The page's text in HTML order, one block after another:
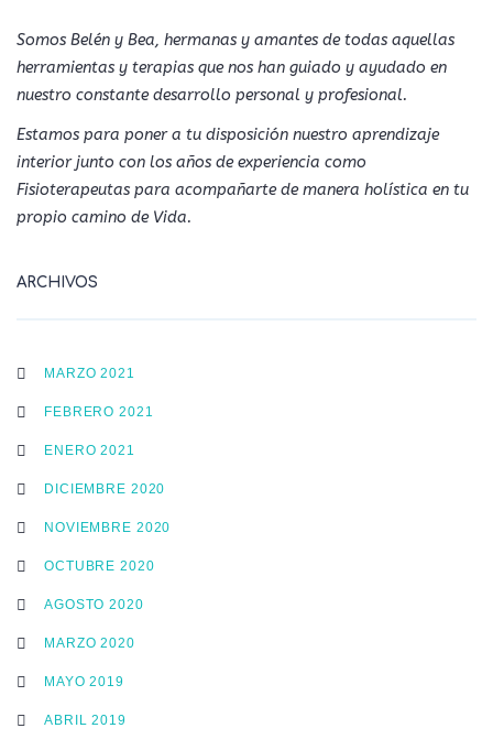
Somos Belén y Bea, hermanas y amantes de todas aquellas
herramientas y terapias que nos han guiado y ayudado en
nuestro constante desarrollo personal y profesional.
Estamos para poner a tu disposición nuestro aprendizaje
interior junto con los años de experiencia como
Fisioterapeutas para acompañarte de manera holística en tu
propio camino de Vida.
ARCHIVOS
MARZO 2021
FEBRERO 2021
ENERO 2021
DICIEMBRE 2020
NOVIEMBRE 2020
OCTUBRE 2020
AGOSTO 2020
MARZO 2020
MAYO 2019
ABRIL 2019